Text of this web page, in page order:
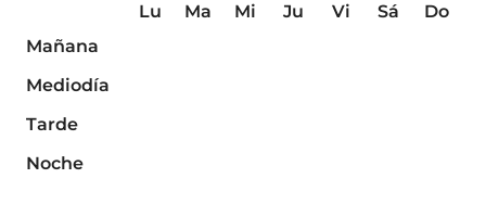
Lu Ma Mi Ju Vi Sá
Do
Mañana
Mediodía
Tarde
Noche